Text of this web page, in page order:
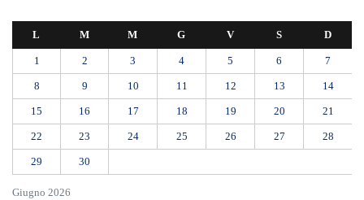
Giugno 2026
L M M G V S D
1 2 3 4 5 6 7
8 9 10 11 12 13 14
15 16 17 18 19 20 21
22 23 24 25 26 27 28
29 30